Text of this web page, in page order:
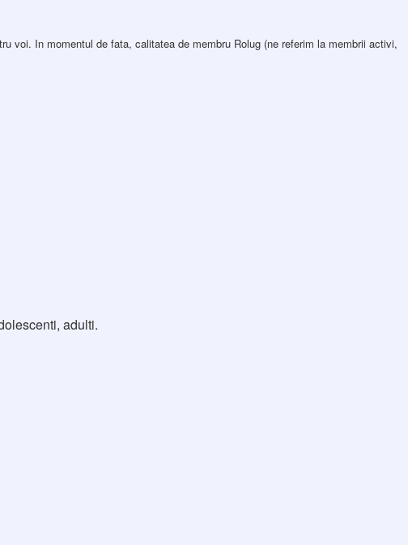
voi. In momentul de fata, calitatea de membru Rolug (ne referim la membrii activi,
adulti.